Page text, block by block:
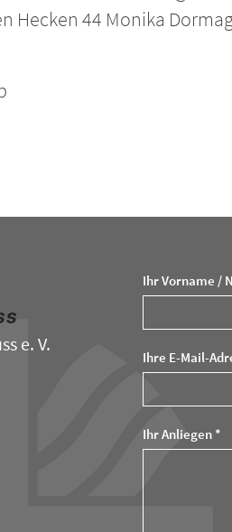
Hecken 44 Monika
Seite
Ihr Vorname /
Ihre E-Mail-
Ihr Anliegen *
e. V.